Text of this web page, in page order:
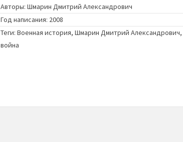
Авторы: Шмарин Дмитрий Александрович
Год написания: 2008
Теги: Военная история, Шмарин Дмитрий Александрович,
война